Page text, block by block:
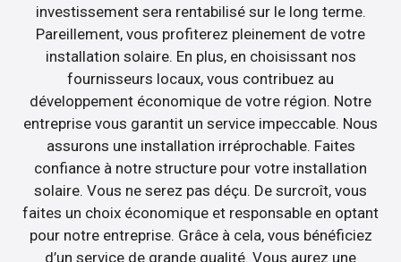
investissement sera rentabilisé sur le long terme.
Pareillement, vous profiterez pleinement de votre
installation solaire. En plus, en choisissant nos
fournisseurs locaux, vous contribuez au
développement économique de votre région. Notre
entreprise vous garantit un service impeccable. Nous
assurons une installation irréprochable. Faites
confiance à notre structure pour votre installation
solaire. Vous ne serez pas déçu. De surcroît, vous
faites un choix économique et responsable en optant
pour notre entreprise. Grâce à cela, vous bénéficiez
d’un service de grande qualité. Vous aurez une